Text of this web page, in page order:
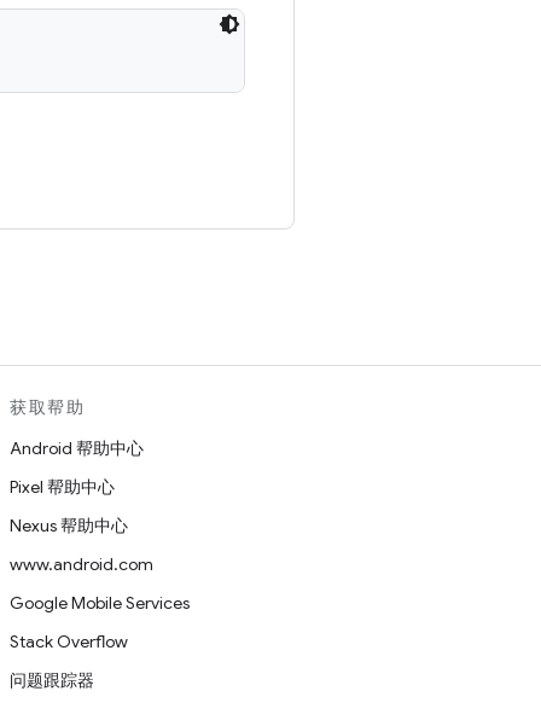
获取帮助
Android 帮助中心
Pixel 帮助中心
Nexus 帮助中心
www.android.com
Google Mobile Services
Stack Overflow
问题跟踪器